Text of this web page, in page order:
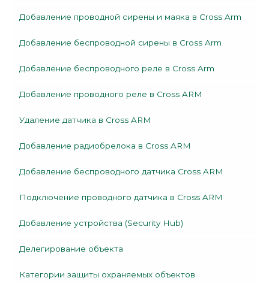
Добавление проводной сирены и маяка в Cross Arm
Добавление беспроводной сирены в Cross Arm
Добавление беспроводного реле в Cross Arm
Добавление проводного реле в Cross ARM
Удаление датчика в Cross ARM
Добавление радиобрелока в Cross ARM
Добавление беспроводного датчика Cross ARM
Подключение проводного датчика в Cross ARM
Добавление устройства (Security Hub)
Делегирование объекта
Категории защиты охраняемых объектов